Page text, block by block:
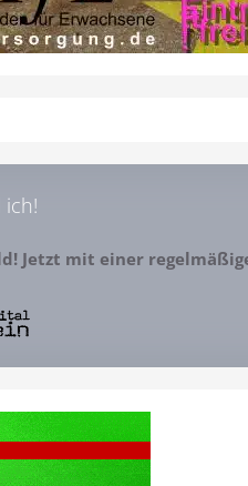
ich!
Jetzt mit einer